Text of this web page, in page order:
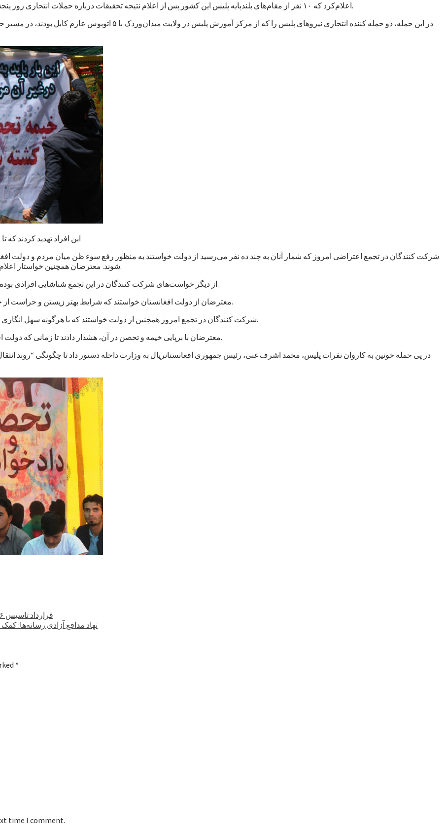
اعلام‌کرد که ۱۰ نفر از مقام‌های بلند‌پایه پلیس این کشور پس از اعلام نتیجه تحقیقات درباره حملات انتحاری روز پنجشنبه ۱۰سرطان/ تیر در غرب کابل، پایتخت، به حالت تعلیق در آمده‌اند.
این افراد تهدید کردند
شرکت کنندگان در تجمع اعتراضی امروز که شمار آنان به چند ده نفر می‌رسید از دولت خواستند به منظور رفع سوء ظن میان مردم و دولت
شوند. معترضان همچنین خواستار اعلام نتایج کار کمیسیون‌های تحقیق پیرامون حمله‌های سازمان یافته شدند.
از دیگر خواست‌های شرکت کنندگان در این تجمع شناشایی افرادی بوده است که، به گفته آنان، به شکل ستون پنجم در بدنه دولت کار می‌کنند.
معترضان از دولت افغانستان خواستند که شرایط بهتر زیستن و حراست از جان، مال و ارزش‌های انسانی را برای شهروندان این کشور فراهم کند.
شرکت کنندگان در تجمع امروز همچنین از دولت خواستند که با هرگونه سهل انگاری در تامین امنیت برخورد کند و اقدامات جدی امنیتی را روی دست گیرد.
معترضان با برپایی خیمه و تحصن در آن، هشدار دادند تا زمانی که دولت افغانستان به خواست‌های آنان توجه نکند به این تحصن ادامه خواهند داد.
در پی حمله خونین به کاروان نفرات پلیس، محمد اشرف غنی، رئیس جمهوری افغانستانريال به وزارت داخله دستور داد تا چگونگی “روند
قرارداد تاسیس ۶ کارخانه صنعتی با ارزش ۳۵۰ میلیون دلار در کابل امضا شد
نهاد مدافع آزادی رسانه‌ها:
*
time I comment.